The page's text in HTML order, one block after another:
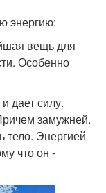
энергию:
вещь для
Особенно
дает силу.
замужней.
тело. Энергией
что он -